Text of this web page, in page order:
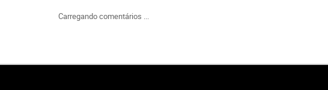
Carregando comentários ...